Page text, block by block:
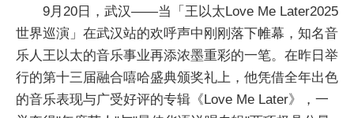
9月20日，武汉——当「王以太Love Me Later2025
世界巡演」在武汉站的欢呼声中刚刚落下帷幕，知名音
乐人王以太的音乐事业再添浓墨重彩的一笔。在昨日举
行的第十三届融合嘻哈盛典颁奖礼上，他凭借全年出色
的音乐表现与广受好评的专辑《Love Me Later》，一